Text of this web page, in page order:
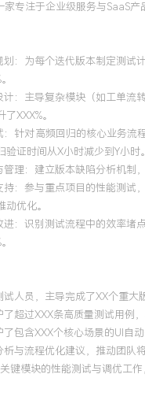
家专注于企业级服务与SaaS
划：为每个迭代版本制定测试
计：主导复杂模块（如工单流
XXX%。
：针对高频回归的核心业务流
验证时间从X小时减少到Y小时。
管理：建立版本缺陷分析机制
持：参与重点项目的性能测试
动优化。
进：识别测试流程中的效率堵
试人员，主导完成了XX个重大
了超过XXX条高质量测试用例
了包含XXX个核心场景的UI自
析与流程优化建议，推动团队
键模块的性能测试与调优工